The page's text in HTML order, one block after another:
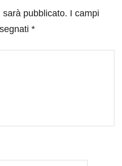
pubblicato. I campi
*